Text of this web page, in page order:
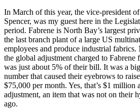
In March of this year, the vice-president
Spencer, was my guest here in the
period. Fabrene is North Bay’s largest
the last branch plant of a large US
employees and produce industrial
the global adjustment charged to
was just about 5% of their bill. It was a
number that caused their eyebrows to
$75,000 per month. Yes, that’s $1 million
adjustment, an item that was not on their
ago.